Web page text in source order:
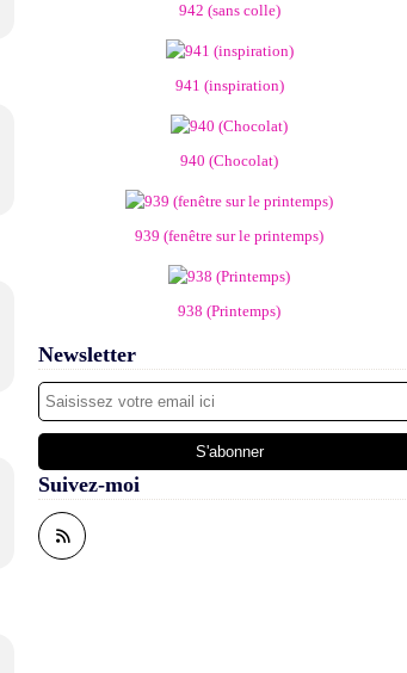
942 (sans colle)
941 (inspiration)
940 (Chocolat)
939 (fenêtre sur le printemps)
938 (Printemps)
Newsletter
Suivez-moi